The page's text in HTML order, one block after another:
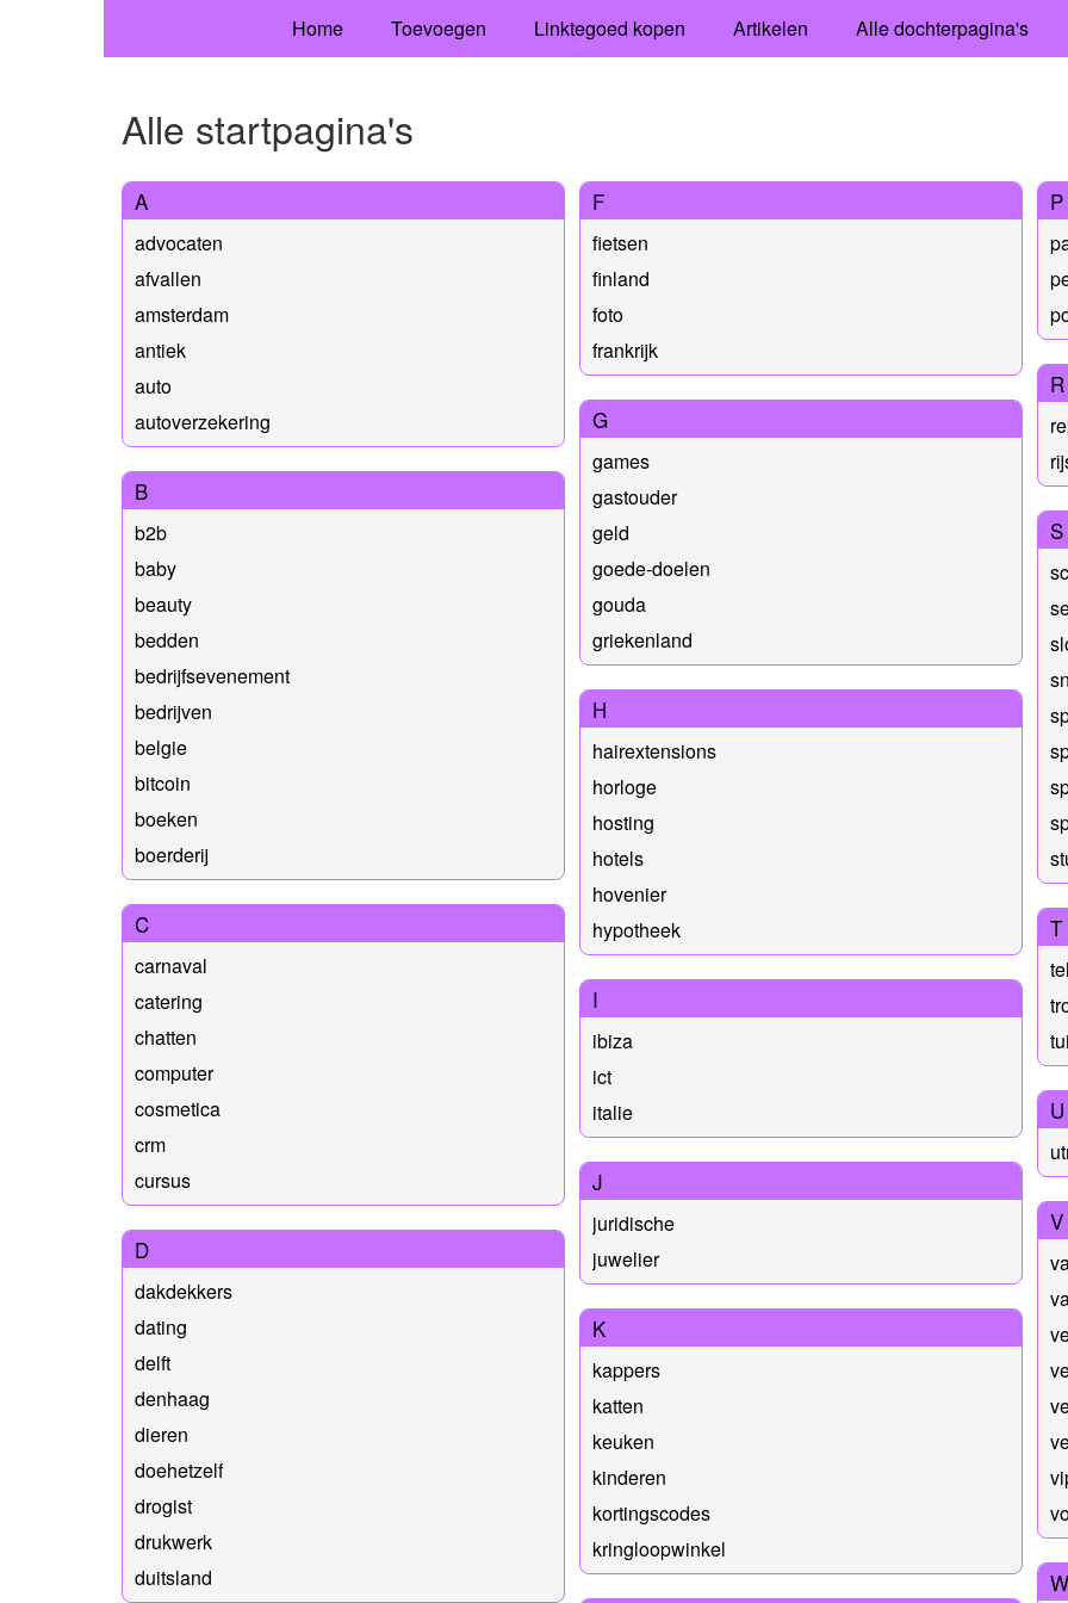
Home Toevoegen Linktegoed kopen Artikelen Alle dochterpagina's
Alle startpagina's
A
advocaten
afvallen
amsterdam
antiek
auto
autoverzekering
B
b2b
baby
beauty
bedden
bedrijfsevenement
bedrijven
belgie
bitcoin
boeken
boerderij
C
carnaval
catering
chatten
computer
cosmetica
crm
cursus
D
dakdekkers
dating
delft
denhaag
dieren
doehetzelf
drogist
drukwerk
duitsland
F
fietsen
finland
foto
frankrijk
G
games
gastouder
geld
goede-doelen
gouda
griekenland
H
hairextensions
horloge
hosting
hotels
hovenier
hypotheek
I
ibiza
ict
italie
J
juridische
juwelier
K
kappers
katten
keuken
kinderen
kortingscodes
kringloopwinkel
P
R
S
T
U
V
W